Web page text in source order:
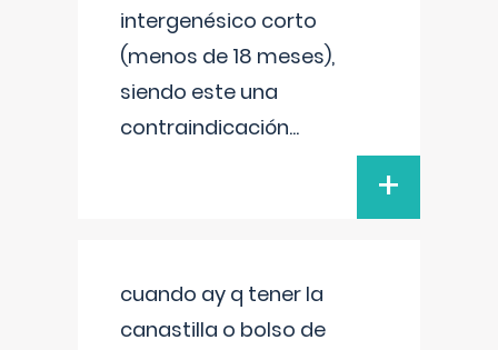
intergenésico corto
(menos de 18 meses),
siendo este una
contraindicación...
+
cuando ay q tener la
canastilla o bolso de